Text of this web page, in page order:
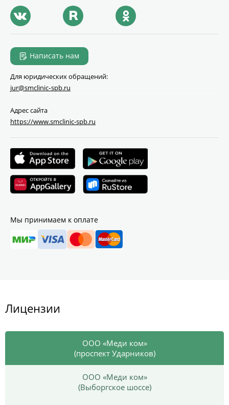
Написать нам
Для юридических обращений:
jur@smclinic‑spb.ru
Адрес сайта
https://www.smclinic-spb.ru
Мы принимаем к оплате
Лицензии
ООО «Меди ком»
(проспект Ударников)
ООО «Меди ком»
(Выборгское шоссе)